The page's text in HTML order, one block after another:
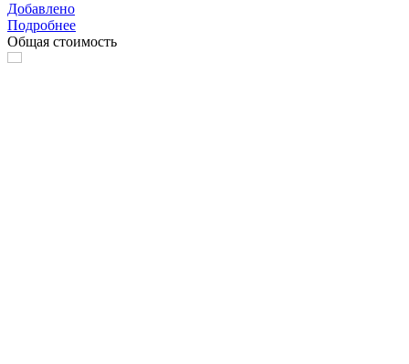
Добавлено
Подробнее
Общая стоимость